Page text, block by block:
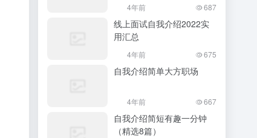
4年前 687
线上面试自我介绍2022实
用汇总
4年前 675
自我介绍简单大方职场
4年前 667
自我介绍简短有趣一分钟
（精选8篇）